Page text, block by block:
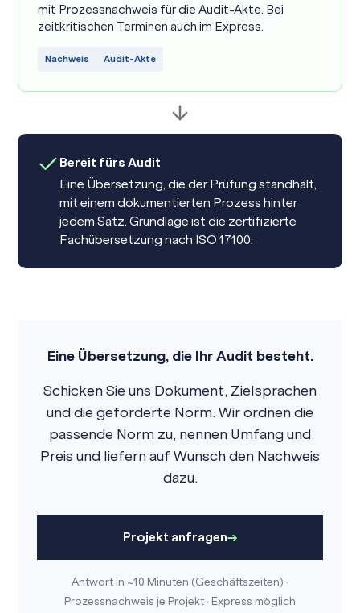
mit Prozessnachweis für die Audit-Akte. Bei
zeitkritischen Terminen auch im Express.
Nachweis Audit-Akte
Bereit fürs Audit
Eine Übersetzung, die der Prüfung standhält,
mit einem dokumentierten Prozess hinter
jedem Satz. Grundlage ist die zertifizierte
Fachübersetzung nach ISO 17100.
Eine Übersetzung, die Ihr Audit besteht.
Schicken Sie uns Dokument, Zielsprachen
und die geforderte Norm. Wir ordnen die
passende Norm zu, nennen Umfang und
Preis und liefern auf Wunsch den Nachweis
dazu.
Projekt anfragen
Antwort in ~10 Minuten (Geschäftszeiten) ·
Prozessnachweis je Projekt · Express möglich